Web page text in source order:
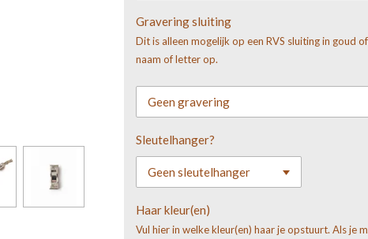
Gravering sluiting
Dit is alleen mogelijk op een RVS sluiting in goud
naam of letter op.
Sleutelhanger?
Haar kleur(en)
Vul hier in welke kleur(en) haar je opstuurt. Als je